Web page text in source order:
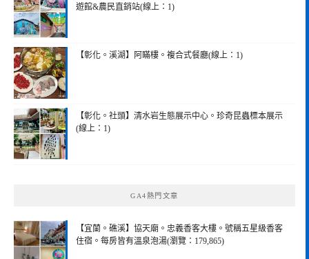
遊館&農民直銷站(線上：1)
【彰化。溪湖】阿瞞樓。複合式餐廳(線上：1)
【彰化。社頭】清水岩生態展示中心。珍奇昆蟲標本展示
(線上：1)
GA4熱門文章
【宜蘭。礁溪】協天廟。忠義香客大樓。號稱五星級香客
住宿。每房皆有溫泉泡湯(瀏覽：179,865)